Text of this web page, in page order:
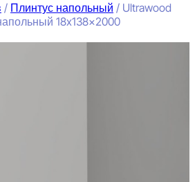
/ Плинтус напольный / Ultrawood
18x138x2000